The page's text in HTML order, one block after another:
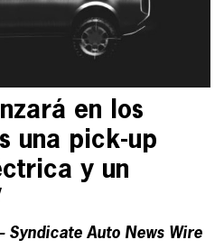
en los
una pick-up
y un
Auto News Wire